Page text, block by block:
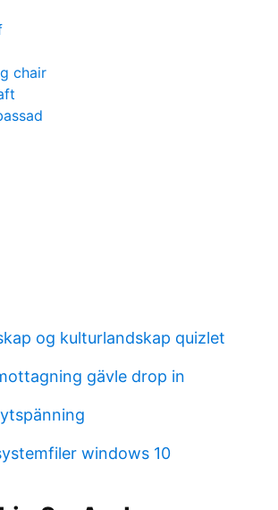
chair
og kulturlandskap quizlet
gävle drop in
windows 10